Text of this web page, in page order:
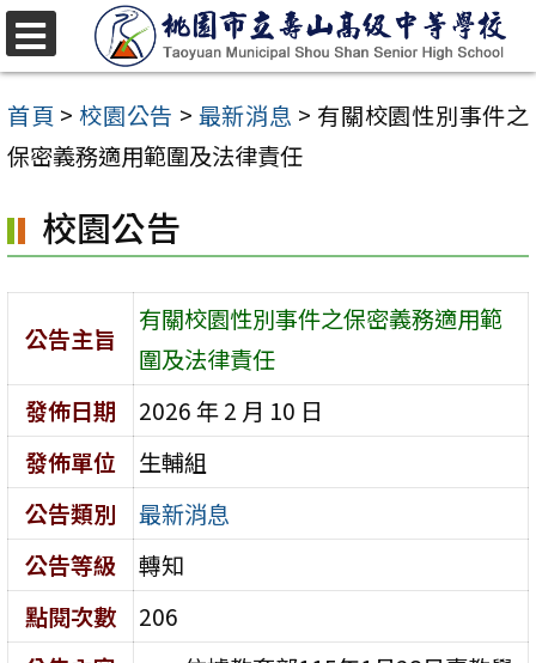
跳
至
主
要
容
區
首頁 > 校園公告 > 最新消息 > 有關校園性別事件之
保密義務適用範圍及法律責任
校園公告
公告主旨
有關校園性別事件之保密義務適用範
圍及法律責任
發佈日期
2026 年 2 月 10 日
發佈單位
生輔組
公告類別
最新消息
公告等級
轉知
點閱次數
206
選
單